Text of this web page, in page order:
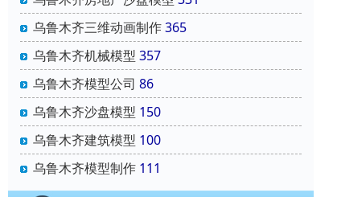
乌鲁木齐三维动画制作365
乌鲁木齐机械模型 357
乌鲁木齐模型公司 86
乌鲁木齐沙盘模型 150
乌鲁木齐建筑模型 100
乌鲁木齐模型制作 111